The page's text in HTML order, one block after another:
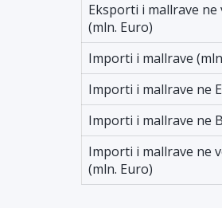
Eksporti i mallrave ne
(mln. Euro)
Importi i mallrave
Importi i mallrave ne
Importi i mallrave ne
Importi i mallrave ne
(mln. Euro)